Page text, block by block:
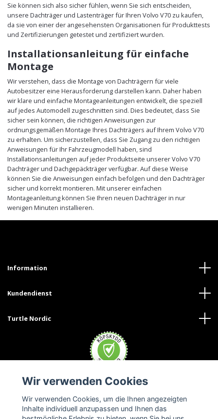
Sie können sich also sicher fühlen, wenn Sie sich entscheiden,
unsere Dachträger und Lastenträger für Ihren Volvo V70 zu kaufen,
da sie von einer der angesehensten Organisationen für Produkttests
und Zertifizierungen getestet und zertifiziert wurden.
Installationsanleitung für einfache
Montage
Wir verstehen, dass die Montage von Dachträgern für viele
Autobesitzer eine Herausforderung darstellen kann. Daher haben
wir klare und einfache Montageanleitungen entwickelt, die speziell
auf jedes Automodell zugeschnitten sind. Dies bedeutet, dass Sie
sicher sein können, die richtigen Anweisungen zur
ordnungsgemäßen Montage Ihres Dachträgers auf Ihrem Volvo V70
zu erhalten. Um sicherzustellen, dass Sie Zugang zu den richtigen
Anweisungen für Ihr Fahrzeugmodell haben, sind
Installationsanleitungen auf jeder Produktseite unserer Volvo V70
Dachträger und Dachgepäckträger verfügbar. Auf diese Weise
können Sie die Anweisungen einfach befolgen und den Dachträger
sicher und korrekt montieren. Mit unserer einfachen
Montageanleitung können Sie Ihren neuen Dachträger in nur
wenigen Minuten installieren.
Information
Kundendienst
Turtle Nordic
Wir verwenden Cookies
Wir verwenden Cookies, um die Ihnen angezeigten
Inhalte individuell anzupassen und Ihnen das